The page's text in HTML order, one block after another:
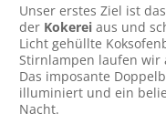
Unser erstes Ziel ist das
der Kokerei aus und
Licht gehüllte
Stirnlampen laufen
Das imposante
illuminiert und ein
Nacht.